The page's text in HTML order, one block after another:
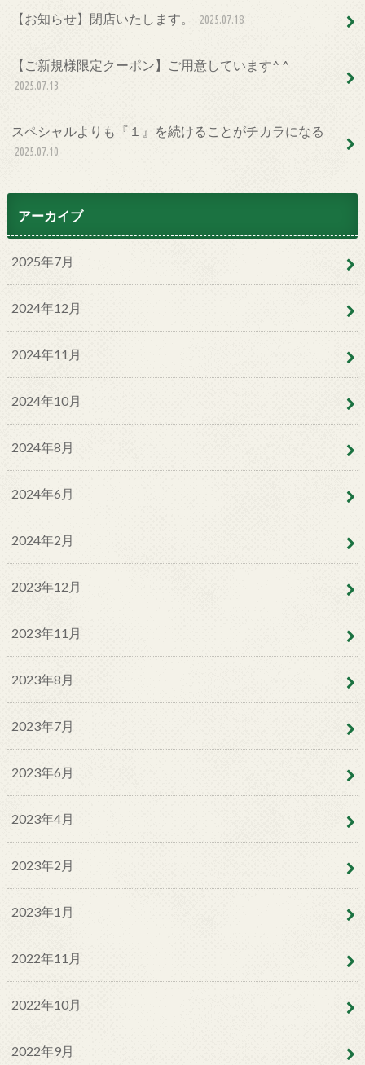
【お知らせ】閉店いたします。 2025.07.18
【ご新規様限定クーポン】ご用意しています^ ^
2025.07.13
スペシャルよりも『１』を続けることがチカラになる
2025.07.10
アーカイブ
2025年7月
2024年12月
2024年11月
2024年10月
2024年8月
2024年6月
2024年2月
2023年12月
2023年11月
2023年8月
2023年7月
2023年6月
2023年4月
2023年2月
2023年1月
2022年11月
2022年10月
2022年9月